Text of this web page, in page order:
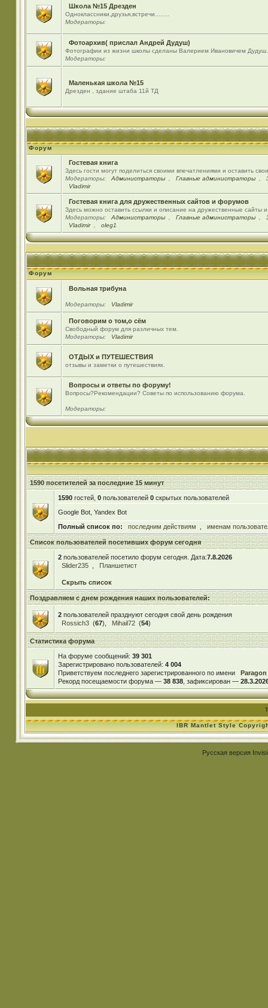
Школа №15 Дрезден
Одноклассники,друзья,встречи........
Модераторы:
Фотоархив( прислал Андрей Дудуш)
Фотографии из жизни школы сделаны Валерием Ивановичем Дудуш.
Модераторы:
Маленькая школа №15
Дрезден , здание штаба 11й ТД
Форум
Гостевая книга
Здесь гости могут поделиться своими впечатлениями и оставить
Модераторы:
Администраторы Главные администраторы
Vladimir
Гостевая книга для дружественных сайтов и форумов
Здесь можно оставить ссылки и описание на дружественные сайты
Модераторы:
Администраторы Главные администраторы
Vladimir
oleg1
Форум
Вольная трибуна
Модераторы: Vladimir
Поговорим о том,о сём
Свободный форум для различных тем.
Модераторы:
Vladimir
ОТДЫХ и ПУТЕШЕСТВИЯ
отзывы и заметки о путешествиях.
Вопросы и ответы по форуму!
Вопросы?Рекомендации? Советы по использованию форума.
Модераторы:
1590 посетителей за последние 15 минут
1590гостей, 0пользователей 0скрытых пользователей
Google Bot, Yandex Bot
Полный список по:
последним действиям именам
Список пользователей посетивших форум сегодня
2пользователей посетило форум сегодня. Дата:7.8.2026
Slider235
Планшетист
Скрыть список
Поздравляем с днем рождения наших пользователей:
2пользователей празднуют сегодня свой день рождения
Rossich3 (67), Mihail72 (54)
Статистика форума
На форуме сообщений: 39 301
Зарегистрировано пользователей: 4 004
Приветствуем последнего зарегистрированного по имени
Paragon
Рекорд посещаемости форума — 38 838, зафиксирован —
IBR Mantlet Style
Русская версия